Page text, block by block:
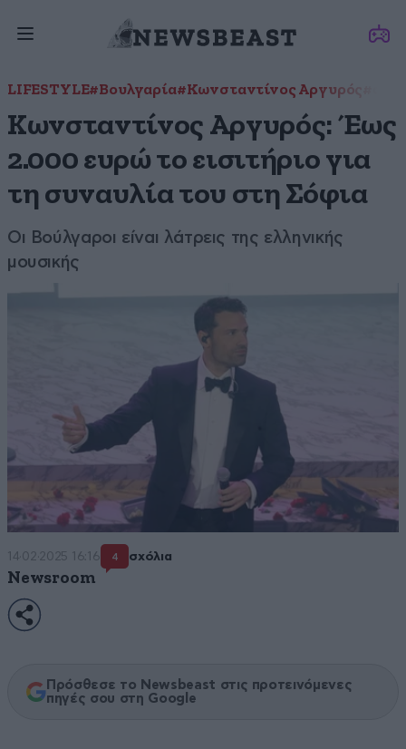
LIFESTYLE#Βουλγαρία#Κωνσταντίνος Αργυρός
Κωνσταντίνος Αργυρός: Έως
2.000 ευρώ το εισιτήριο για
τη συναυλία του στη Σόφια
Οι Βούλγαροι είναι λάτρεις της ελληνικής
μουσικής
14·02·2025 16:16 4 σχόλια
Newsroom
Πρόσθεσε το Newsbeast στις προτεινόμενες
πηγές σου στη Google